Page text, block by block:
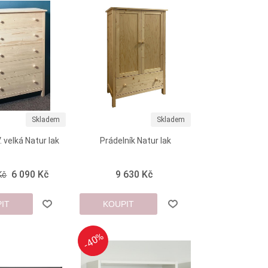
Skladem
velká Natur lak
6 090 Kč
Skladem
Prádelník Natur lak
9 630 Kč
KOUPIT
-40%
-40%